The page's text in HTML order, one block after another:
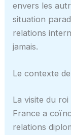
envers les
situation
relations
jamais.
Le contexte
La visite du
France a
relations